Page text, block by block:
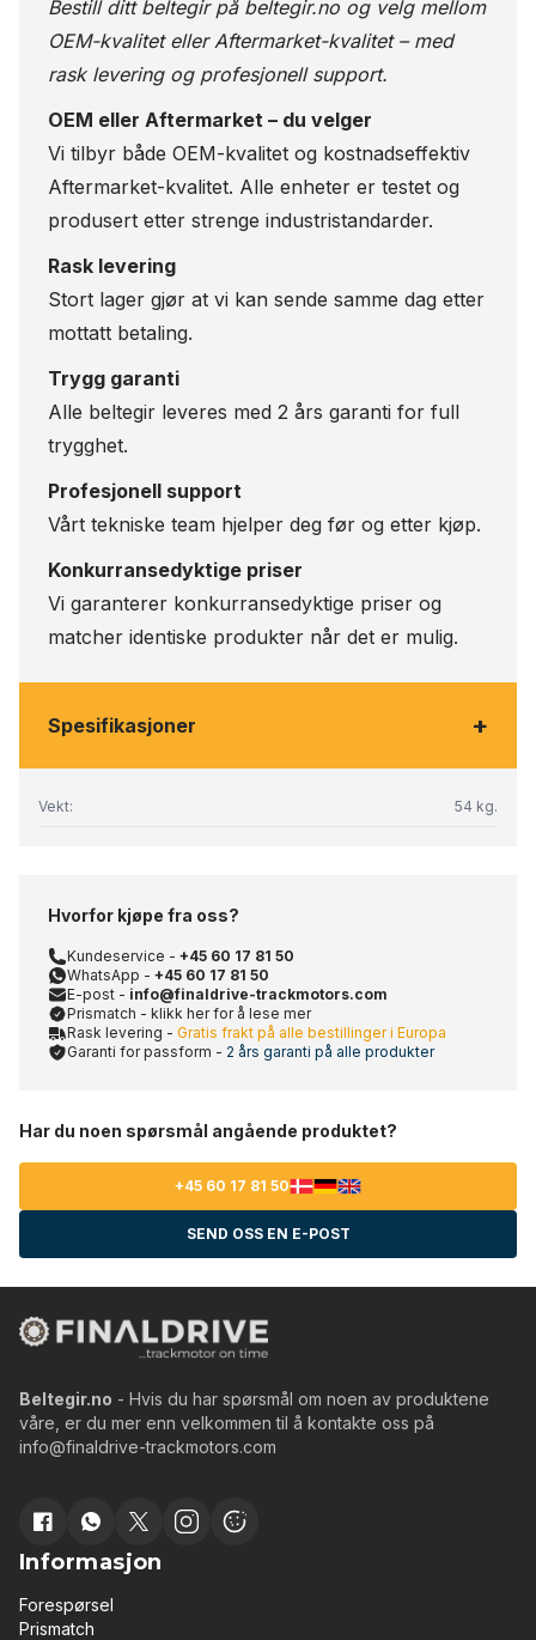
Bestill ditt beltegir på beltegir.no og velg mellom
OEM-kvalitet eller Aftermarket-kvalitet – med
rask levering og profesjonell support.
OEM eller Aftermarket – du velger
Vi tilbyr både OEM-kvalitet og kostnadseffektiv
Aftermarket-kvalitet. Alle enheter er testet og
produsert etter strenge industristandarder.
Rask levering
Stort lager gjør at vi kan sende samme dag etter
mottatt betaling.
Trygg garanti
Alle beltegir leveres med 2 års garanti for full
trygghet.
Profesjonell support
Vårt tekniske team hjelper deg før og etter kjøp.
Konkurransedyktige priser
Vi garanterer konkurransedyktige priser og
matcher identiske produkter når det er mulig.
Spesifikasjoner +
Vekt: 54 kg.
Hvorfor kjøpe fra oss?
Kundeservice - +45 60 17 81 50
WhatsApp - +45 60 17 81 50
E-post - info@finaldrive-trackmotors.com
Prismatch - klikk her for å lese mer
Rask levering - Gratis frakt på alle bestillinger i Europa
Garanti for passform - 2 års garanti på alle produkter
Har du noen spørsmål angående produktet?
+45 60 17 81 50
SEND OSS EN E-POST
Beltegir.no - Hvis du har spørsmål om noen av produktene
våre, er du mer enn velkommen til å kontakte oss på
info@finaldrive-trackmotors.com
Informasjon
Forespørsel
Prismatch